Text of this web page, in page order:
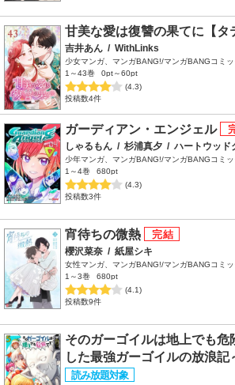
甘美な愛は復讐の果てに【タ
吉井あん / WithLinks
少女マンガ、マンガBANG!/マンガBANGコミッ
1～43巻
0pt～60pt
(4.3)
投稿数4件
ガーディアン・エンジェル
しゃるもん / 杉浦真夕 / ハートウッド
少年マンガ、マンガBANG!/マンガBANGコミッ
1～4巻
680pt
(4.3)
投稿数3件
宵待ちの微熱
櫻沢菜奈 / 紙屋シキ
女性マンガ、マンガBANG!/マンガBANGコミッ
1～3巻
680pt
(4.1)
投稿数9件
そのガーゴイルは地上でも危
した最強ガーゴイルの放浪記